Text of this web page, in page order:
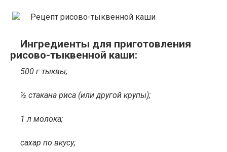
Ингредиенты для приготовления
рисово-тыквенной каши:
500 г тыквы;
½ стакана риса (или другой крупы);
1 л молока;
сахар по вкусу;